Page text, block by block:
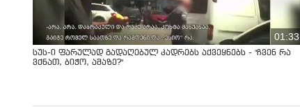
01:33
სუს-ი ფარულად გადაღებულ კადრებს აქვეყნებს - "ჩვენ რა
ვქნათ, ბიჭო, ამაზე?"